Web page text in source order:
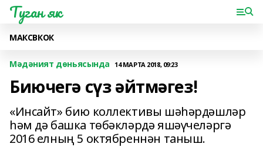
Туган як
МАКСВКОК
Мәдәният дөньясында 14 МАРТА 2018, 09:23
Биючегә сүз әйтмәгез!
«Инсайт» бию коллективы шәһәрдәшләр
һәм дә башка төбәкләрдә яшәүчеләргә
2016 елның 5 октябреннән таныш.